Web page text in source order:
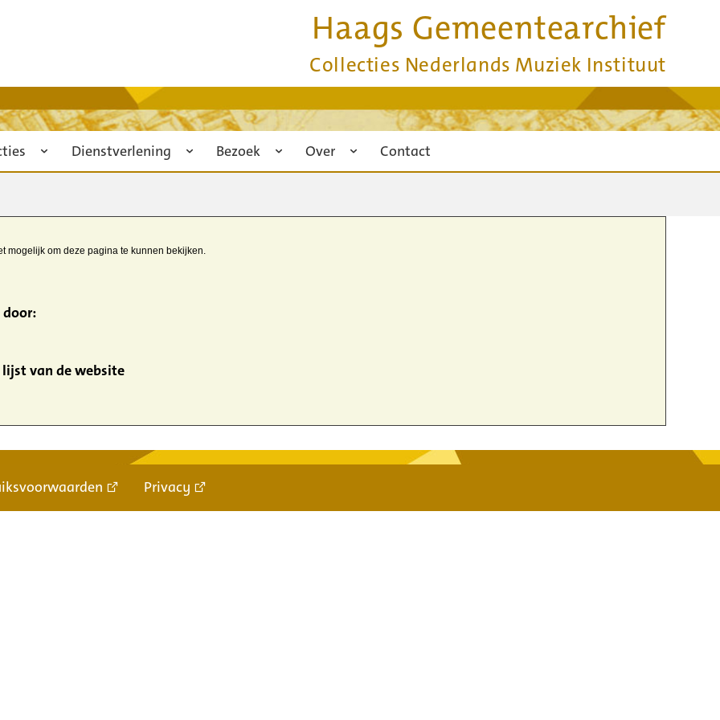
Haags Gemeentearchief
Collecties Nederlands Muziek Instituut
Dienstverlening Bezoek Over Contact
mogelijk om deze pagina te kunnen bekijken.
van de website
Privacy